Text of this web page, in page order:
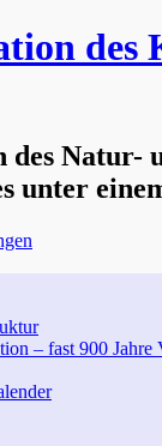
des
des Natur-
unter
– fast 900 Jahre